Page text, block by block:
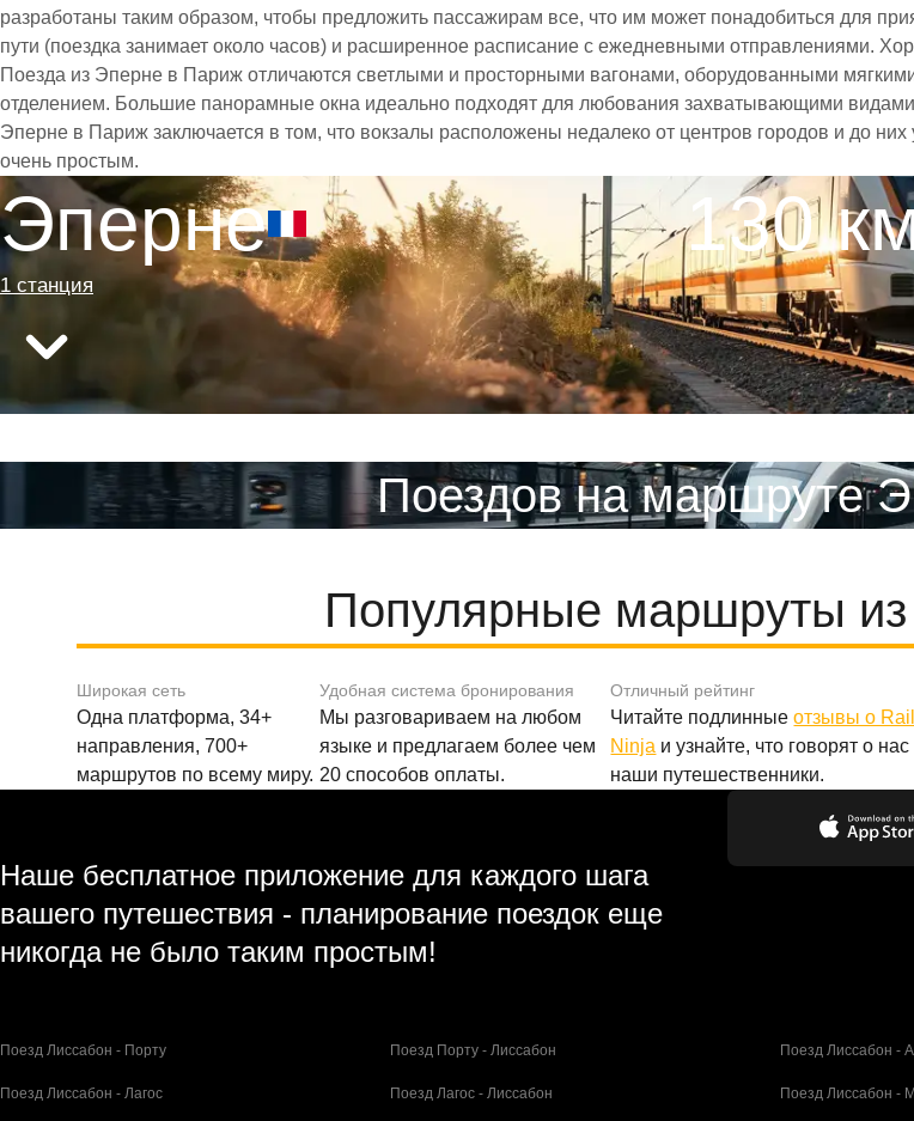
разработаны таким образом, чтобы предложить пассажирам все, что им может понадобиться для
пути (поездка занимает около часов) и расширенное расписание с ежедневными отправлениями.
Поезда из Эперне в Париж отличаются светлыми и просторными вагонами, оборудованными
отделением. Большие панорамные окна идеально подходят для любования захватывающими
Эперне в Париж заключается в том, что вокзалы расположены недалеко от центров городов и до
очень простым.
Эперне
1 станция
130
Поездов на маршруте
Популярные маршруты
Широкая сеть
Одна платформа, 34+
направления, 700+
маршрутов по всему миру.
Удобная система бронирования
Мы разговариваем на любом
языке и предлагаем более чем
20 способов оплаты.
Отличный рейтинг
Читайте подлинныеотзывы о Rail
Ninja и узнайте, что говорят о нас
наши путешественники.
Наше бесплатное приложение для каждого шага
вашего путешествия - планирование поездок еще
никогда не было таким простым!
Поезд Лиссабон - Порту Поезд Порту - Лиссабон Поезд Лиссабон -
Поезд Лиссабон - Лагос Поезд Лагос - Лиссабон Поезд Лиссабон -